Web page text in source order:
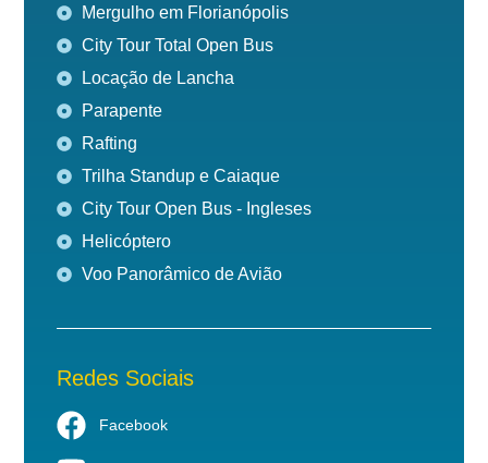
Mergulho em Florianópolis
City Tour Total Open Bus
Locação de Lancha
Parapente
Rafting
Trilha Standup e Caiaque
City Tour Open Bus - Ingleses
Helicóptero
Voo Panorâmico de Avião
Redes Sociais
Facebook